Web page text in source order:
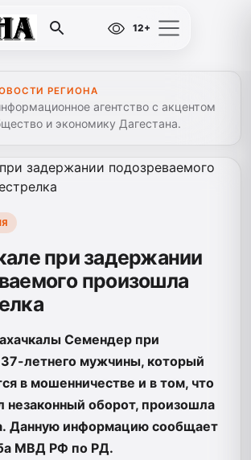
12+
РЕГИОНА
агентство с акцентом
и экономику Дагестана.
при задержании
произошла
Семендер при
летнего мужчины, который
в мошенничестве и в том, что
незаконный оборот, произошла
Данную информацию сообщает
МВД РФ по РД.